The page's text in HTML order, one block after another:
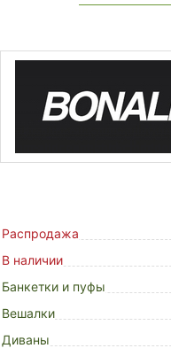
Распродажа
В наличии
Банкетки и пуфы
Вешалки
Диваны